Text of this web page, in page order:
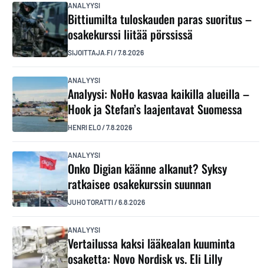
ANALYYSI
Bittiumilta tuloskauden paras suoritus –
osakekurssi liitää pörssissä
SIJOITTAJA.FI/7.8.2026
ANALYYSI
Analyysi: NoHo kasvaa kaikilla alueilla –
Hook ja Stefan’s laajentavat Suomessa
HENRI ELO/7.8.2026
ANALYYSI
Onko Digian käänne alkanut? Syksy
ratkaisee osakekurssin suunnan
JUHO TORATTI/6.8.2026
ANALYYSI
Vertailussa kaksi lääkealan kuuminta
osaketta: Novo Nordisk vs. Eli Lilly